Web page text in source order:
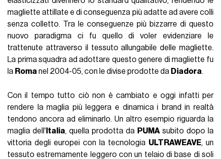
magliette attillate e di conseguenza più adatte ad avere colli
senza colletto. Tra le conseguenze più bizzarre di questo
nuovo paradigma ci fu quello di voler evidenziare le
trattenute attraverso il tessuto allungabile delle magliette.
La prima squadra ad adottare questo genere di magliette fu
la Roma nel 2004-05, con le divise prodotte da Diadora.
Con il tempo tutto ciò non è cambiato e oggi infatti per
rendere la maglia più leggera e dinamica i brand in realtà
tendono ancora ad eliminarlo. Un altro esempio riguarda la
maglia dell' Italia, quella prodotta da PUMA subito dopo la
vittoria degli europei con la tecnologia ULTRAWEAVE, un
tessuto estremamente leggero con un telaio di base di soli